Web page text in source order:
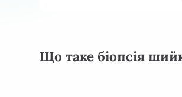
Що таке біопсія